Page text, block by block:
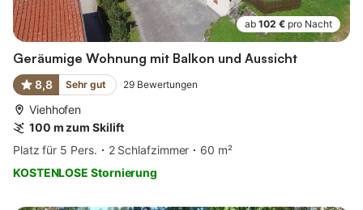
ab 102 € pro Nacht
Geräumige Wohnung mit Balkon und Aussicht
8,8 Sehr gut 29 Bewertungen
Viehhofen
100 m zum Skilift
Platz für 5 Pers.
2 Schlafzimmer
60 m²
KOSTENLOSE Stornierung